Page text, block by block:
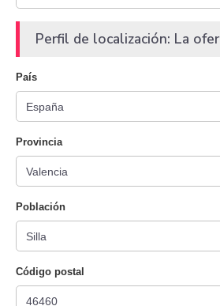
Perfil de localización: La
País
Provincia
Población
Código postal